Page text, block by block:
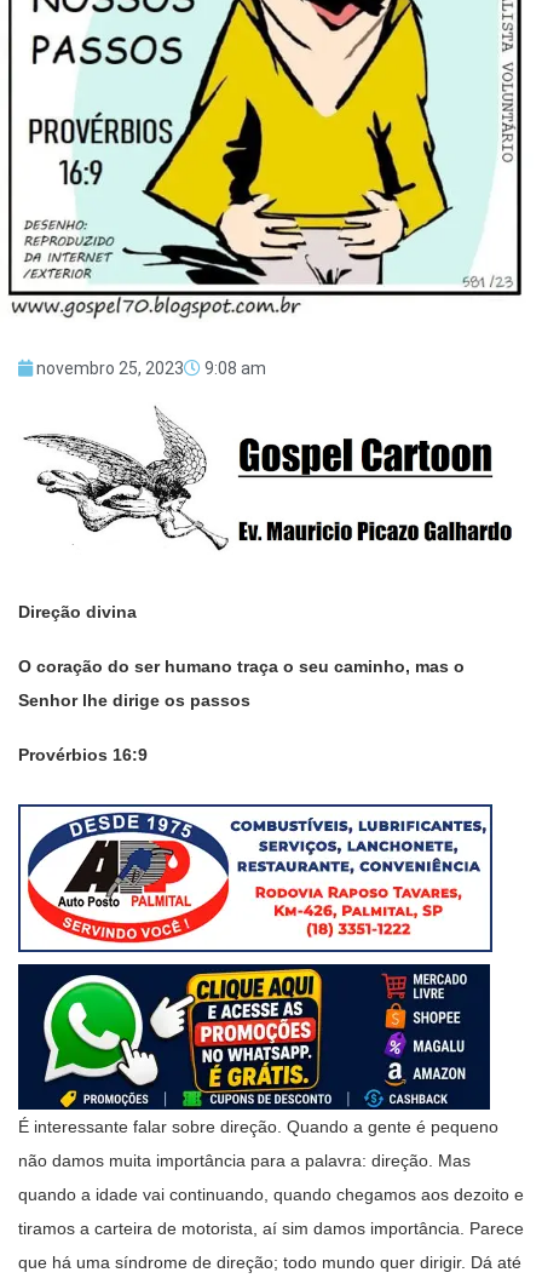
novembro 25, 2023 9:08 am
Direção divina
O coração do ser humano traça o seu caminho, mas o
Senhor lhe dirige os passos
Provérbios 16:9
É interessante falar sobre direção. Quando a gente é pequeno
não damos muita importância para a palavra: direção. Mas
quando a idade vai continuando, quando chegamos aos dezoito e
tiramos a carteira de motorista, aí sim damos importância. Parece
que há uma síndrome de direção; todo mundo quer dirigir. Dá até